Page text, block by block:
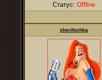
Статус: Offline
sherifochka